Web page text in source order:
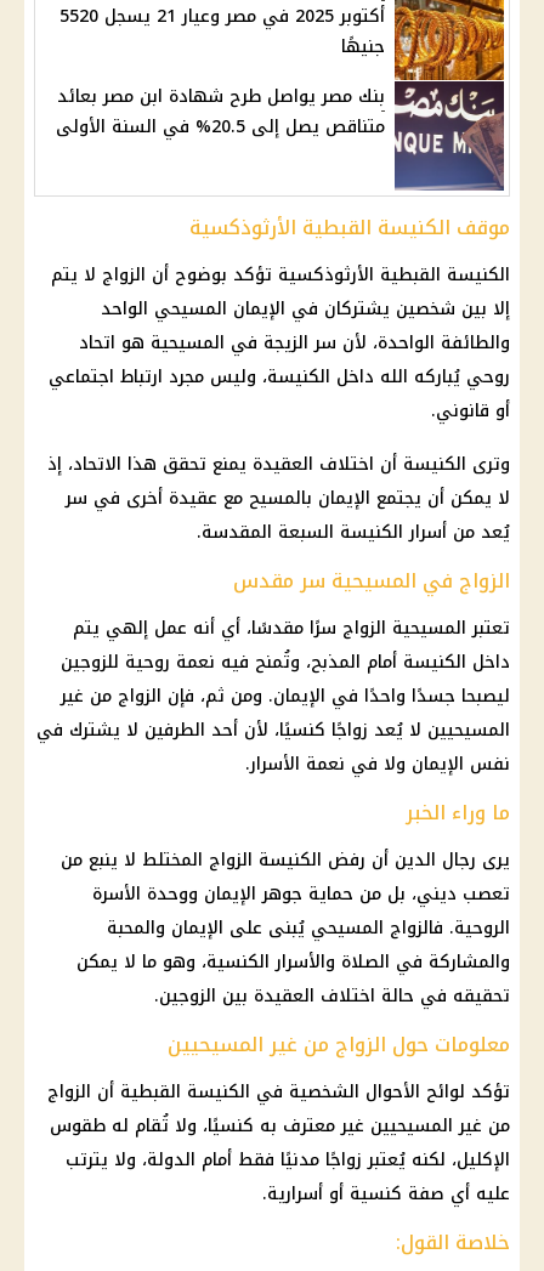
أكتوبر 2025 في مصر وعيار 21 يسجل 5520
جنيهًا
بنك مصر يواصل طرح شهادة ابن مصر بعائد
متناقص يصل إلى 20.5% في السنة الأولى
موقف الكنيسة القبطية الأرثوذكسية
الكنيسة القبطية الأرثوذكسية تؤكد بوضوح أن الزواج لا يتم
إلا بين شخصين يشتركان في الإيمان المسيحي الواحد
والطائفة الواحدة، لأن سر الزيجة في المسيحية هو اتحاد
روحي يُباركه الله داخل الكنيسة، وليس مجرد ارتباط اجتماعي
أو قانوني.
وترى الكنيسة أن اختلاف العقيدة يمنع تحقق هذا الاتحاد، إذ
لا يمكن أن يجتمع الإيمان بالمسيح مع عقيدة أخرى في سر
يُعد من أسرار الكنيسة السبعة المقدسة.
الزواج في المسيحية سر مقدس
تعتبر المسيحية الزواج سرًا مقدسًا، أي أنه عمل إلهي يتم
داخل الكنيسة أمام المذبح، وتُمنح فيه نعمة روحية للزوجين
ليصبحا جسدًا واحدًا في الإيمان. ومن ثم، فإن الزواج من غير
المسيحيين لا يُعد زواجًا كنسيًا، لأن أحد الطرفين لا يشترك في
نفس الإيمان ولا في نعمة الأسرار.
ما وراء الخبر
يرى رجال الدين أن رفض الكنيسة الزواج المختلط لا ينبع من
تعصب ديني، بل من حماية جوهر الإيمان ووحدة الأسرة
الروحية. فالزواج المسيحي يُبنى على الإيمان والمحبة
والمشاركة في الصلاة والأسرار الكنسية، وهو ما لا يمكن
تحقيقه في حالة اختلاف العقيدة بين الزوجين.
معلومات حول الزواج من غير المسيحيين
تؤكد لوائح الأحوال الشخصية في الكنيسة القبطية أن الزواج
من غير المسيحيين غير معترف به كنسيًا، ولا تُقام له طقوس
الإكليل، لكنه يُعتبر زواجًا مدنيًا فقط أمام الدولة، ولا يترتب
عليه أي صفة كنسية أو أسرارية.
خلاصة القول: